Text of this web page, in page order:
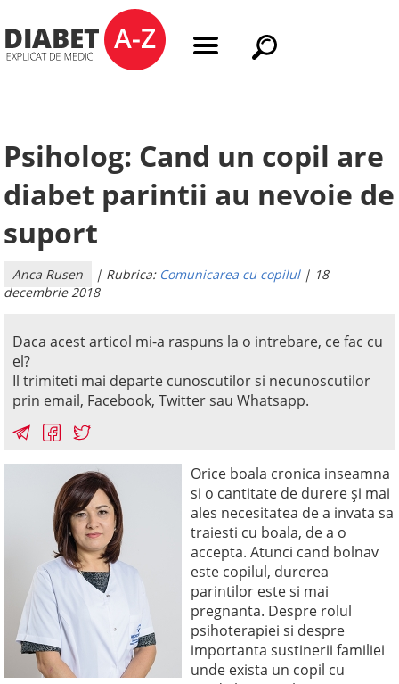
Psiholog: Cand un copil are
diabet parintii au nevoie de
suport
Anca Rusen | Rubrica: Comunicarea cu copilul| 18
decembrie 2018
Daca acest articol mi-a raspuns la o intrebare, ce fac cu
el?
Il trimiteti mai departe cunoscutilor si necunoscutilor
prin email, Facebook, Twitter sau Whatsapp.
Orice boala cronica inseamna
si o cantitate de durere și mai
ales necesitatea de a invata sa
traiesti cu boala, de a o
accepta. Atunci cand bolnav
este copilul, durerea
parintilor este si mai
pregnanta. Despre rolul
psihoterapiei si despre
importanta sustinerii familiei
unde exista un copil cu